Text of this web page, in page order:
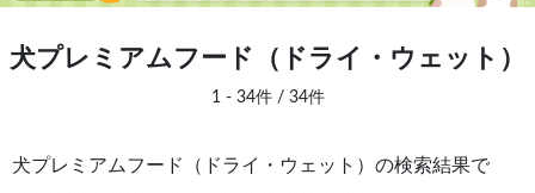
犬プレミアムフード（ドライ・ウェット）
1 - 34件 / 34件
犬プレミアムフード（ドライ・ウェット）の検索結果で